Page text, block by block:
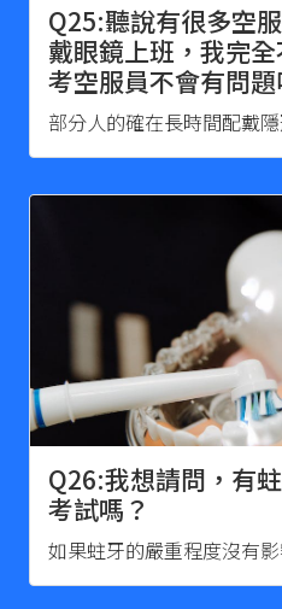
Q25:聽說有很多空
戴眼鏡上班，我完
考空服員不會有問題
部分人的確在長時間配戴
Q26:我想請問，有
考試嗎？
如果蛀牙的嚴重程度沒有